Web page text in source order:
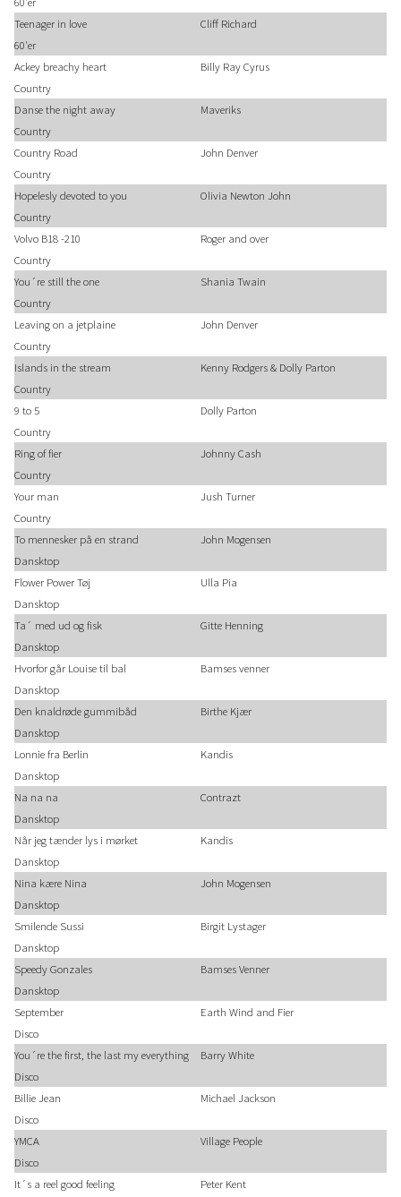
Teenager in love
Cliff Richard
60'er
Ackey breachy heart
Billy Ray Cyrus
Country
Danse the night away
Maveriks
Country
Country Road
John Denver
Country
Hopelesly devoted to you
Olivia Newton John
Country
Volvo B18 -210
Roger and over
Country
You´re still the one
Shania Twain
Country
Leaving on a jetplaine
John Denver
Country
Islands in the stream
Kenny Rodgers & Dolly Parton
Country
9 to 5
Dolly Parton
Country
Ring of fier
Johnny Cash
Country
Your man
Jush Turner
Country
To mennesker på en strand
John Mogensen
Dansktop
Flower Power Tøj
Ulla Pia
Dansktop
Ta´ med ud og fisk
Gitte Henning
Dansktop
Hvorfor går Louise til bal
Bamses venner
Dansktop
Den knaldrøde gummibåd
Birthe Kjær
Dansktop
Lonnie fra Berlin
Kandis
Dansktop
Na na na
Contrazt
Dansktop
Når jeg tænder lys i mørket
Kandis
Dansktop
Nina kære Nina
John Mogensen
Dansktop
Smilende Sussi
Birgit Lystager
Dansktop
Speedy Gonzales
Bamses Venner
Dansktop
September
Earth Wind and Fier
Disco
You´re the first, the last my everything
Barry White
Disco
Billie Jean
Michael Jackson
Disco
YMCA
Village People
Disco
It´s a reel good feeling
Peter Kent